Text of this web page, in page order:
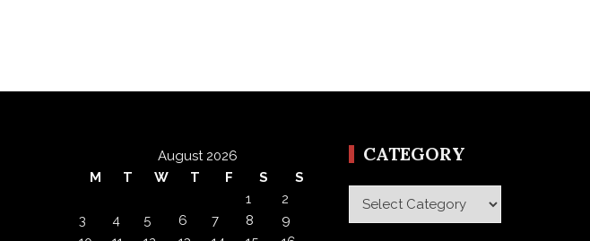
August 2026
M
T W T F S
S
1
2
3
4 5 6 7 8
9
CATEGORY
Category